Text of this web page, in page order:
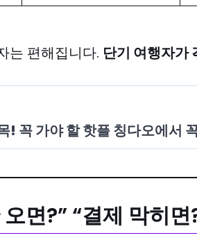
는 편해집니다. 단기 여행자가
! 꼭 가야 할 핫플 칭다오에서
면?” “결제 막히면